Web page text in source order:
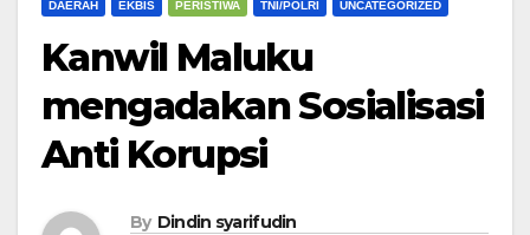
DAERAH EKBIS PERISTIWA TNI/POLRI UNCATEGORIZED
Kanwil Maluku
mengadakan Sosialisasi
Anti Korupsi
By Dindin syarifudin